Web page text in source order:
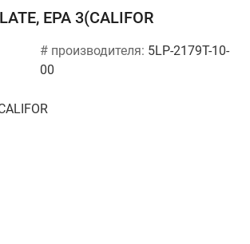
EPA 3(CALIFOR
# производителя: 5LP-2179T-10-
00